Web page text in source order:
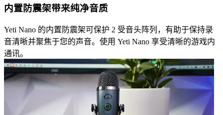
内置防震架带来纯净音质
Yeti Nano 的内置防震架可保护 2 受音头阵列，有助于保持录
音清晰并聚焦于您的声音。使用 Yeti Nano 享受清晰的游戏内
通讯。